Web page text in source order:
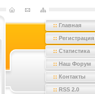
:: Главная
:: Регистрация
:: Статистика
:: Наш Форум
:: Контакты
:: RSS 2.0